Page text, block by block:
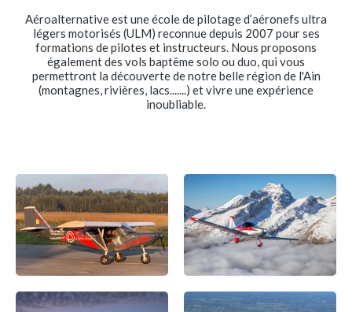
Aéroalternative est une école de pilotage d’aéronefs ultra
légers motorisés (ULM) reconnue depuis 2007 pour ses
formations de pilotes et instructeurs. Nous proposons
également des vols baptême solo ou duo, qui vous
permettront la découverte de notre belle région de l'Ain
(montagnes, rivières, lacs.......) et vivre une expérience
inoubliable.